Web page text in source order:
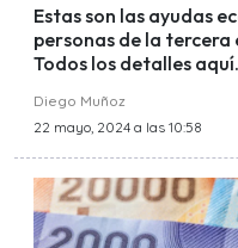
Estas son las ayudas
personas de la tercera
Todos los detalles aquí.
Diego Muñoz
22 mayo, 2024 a las 10:58